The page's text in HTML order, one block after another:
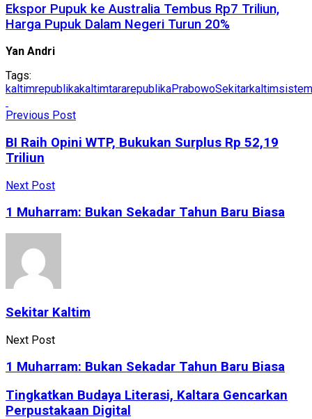
Ekspor Pupuk ke Australia Tembus Rp7 Triliun,
Harga Pupuk Dalam Negeri Turun 20%
Yan Andri
Tags:
kaltimrepublikakaltimtararepublikaPrabowoSekitarkaltim
Previous Post
BI Raih Opini WTP, Bukukan Surplus Rp 52,19
Triliun
Next Post
1 Muharram: Bukan Sekadar Tahun Baru Biasa
Sekitar Kaltim
Next Post
1 Muharram: Bukan Sekadar Tahun Baru Biasa
Tingkatkan Budaya Literasi, Kaltara Gencarkan
Perpustakaan Digital